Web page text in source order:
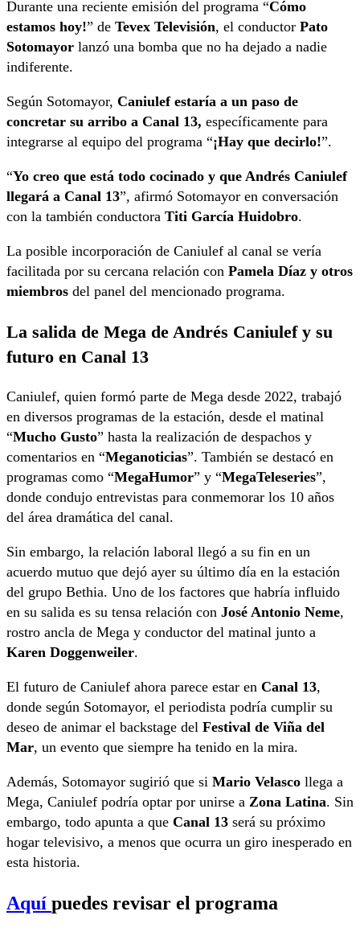
Durante una reciente emisión del programa “Cómo
estamos hoy!” de Tevex Televisión, el conductor Pato
Sotomayor lanzó una bomba que no ha dejado a nadie
indiferente.
Según Sotomayor, Caniulef estaría a un paso de
concretar su arribo a Canal 13, específicamente para
integrarse al equipo del programa “¡Hay que decirlo!”.
“Yo creo que está todo cocinado y que Andrés Caniulef
llegará a Canal 13”, afirmó Sotomayor en conversación
con la también conductora Titi García Huidobro.
La posible incorporación de Caniulef al canal se vería
facilitada por su cercana relación con Pamela Díaz y otros
miembros del panel del mencionado programa.
La salida de Mega de Andrés Caniulef y su
futuro en Canal 13
Caniulef, quien formó parte de Mega desde 2022, trabajó
en diversos programas de la estación, desde el matinal
“Mucho Gusto” hasta la realización de despachos y
comentarios en “Meganoticias”. También se destacó en
programas como “MegaHumor” y “MegaTeleseries”,
donde condujo entrevistas para conmemorar los 10 años
del área dramática del canal.
Sin embargo, la relación laboral llegó a su fin en un
acuerdo mutuo que dejó ayer su último día en la estación
del grupo Bethia. Uno de los factores que habría influido
en su salida es su tensa relación con José Antonio Neme,
rostro ancla de Mega y conductor del matinal junto a
Karen Doggenweiler.
El futuro de Caniulef ahora parece estar en Canal 13,
donde según Sotomayor, el periodista podría cumplir su
deseo de animar el backstage del Festival de Viña del
Mar, un evento que siempre ha tenido en la mira.
Además, Sotomayor sugirió que si Mario Velasco llega a
Mega, Caniulef podría optar por unirse a Zona Latina. Sin
embargo, todo apunta a que Canal 13 será su próximo
hogar televisivo, a menos que ocurra un giro inesperado en
esta historia.
Aquí puedes revisar el programa